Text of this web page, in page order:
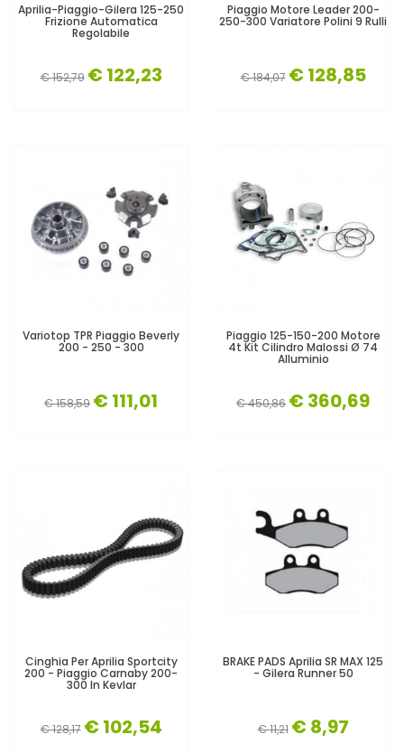
Aprilia-Piaggio-Gilera 125-250
Frizione Automatica
Regolabile
€ 152,79 € 122,23
Piaggio Motore Leader 200-
250-300 Variatore Polini 9 Rulli
€ 184,07 € 128,85
Variotop TPR Piaggio Beverly
200 - 250 - 300
€ 158,59 € 111,01
Piaggio 125-150-200 Motore
4t Kit Cilindro Malossi Ø 74
Alluminio
€ 450,86 € 360,69
Cinghia Per Aprilia Sportcity
200 - Piaggio Carnaby 200-
300 In Kevlar
€ 128,17 € 102,54
BRAKE PADS Aprilia SR MAX 125
- Gilera Runner 50
€ 11,21 € 8,97